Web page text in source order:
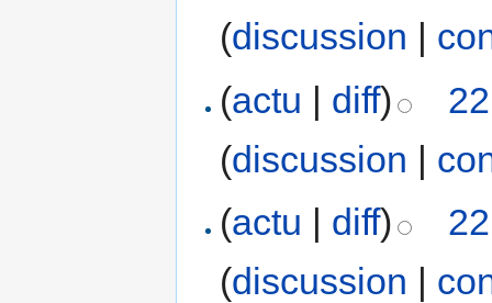
(discussion |
(actu | diff)
(discussion |
(actu | diff)
(discussion |